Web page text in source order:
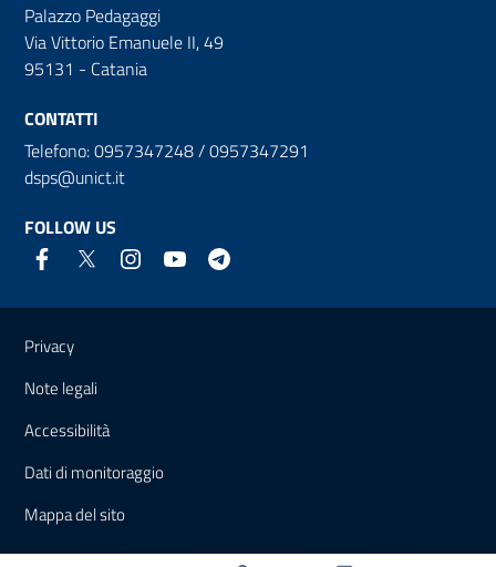
Palazzo Pedagaggi
Via Vittorio Emanuele II, 49
95131 - Catania
CONTATTI
Telefono: 0957347248 / 0957347291
dsps@unict.it
FOLLOW US
Useful links and information
Privacy
Note legali
Accessibilità
Dati di monitoraggio
Mappa del sito